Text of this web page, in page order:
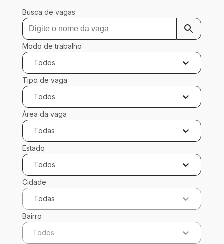
Busca de vagas
Modo de trabalho
Todos
Tipo de vaga
Todos
Área da vaga
Todas
Estado
Todos
Cidade
Todas
Bairro
Todos